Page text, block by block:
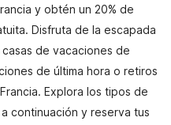
y obtén un 20% de
Disfruta de la escapada
de vacaciones de
de última hora o retiros
Explora los tipos de
continuación y reserva tus